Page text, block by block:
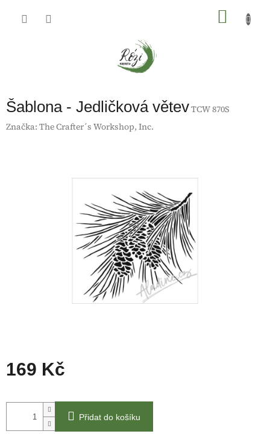
Šablona - Jedličková větevTCW 870S
Značka: The Crafter´s Workshop, Inc.
169 Kč
cena:
Přidat do košíku